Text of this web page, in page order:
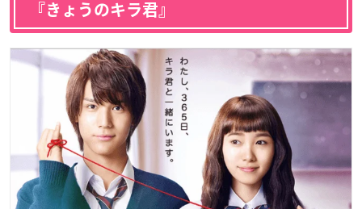
『きょうのキラ君』